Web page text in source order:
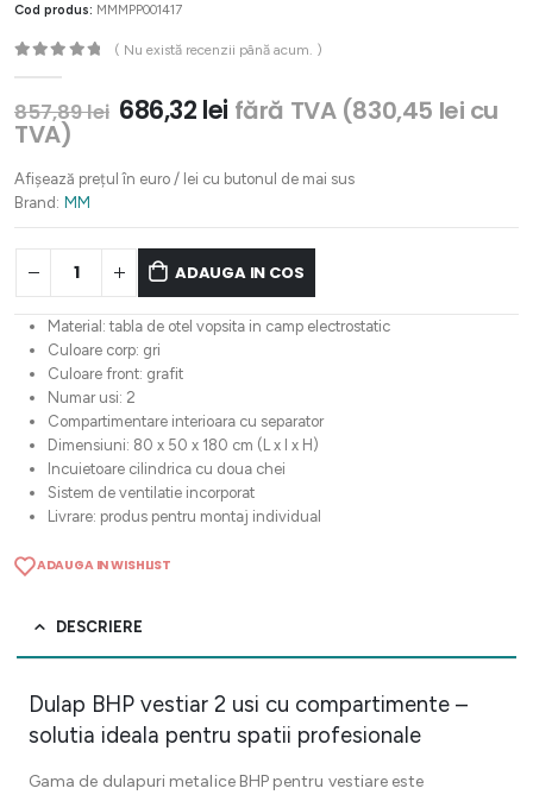
Cod produs: MMMPP001417
( Nu există recenzii până acum. )
857,89lei Prețul
inițial
fost:
686,32 lei Prețul
686,32 lei.
fără TVA (830,45 lei cu
TVA)
Afișează prețul în euro / lei cu butonul de mai sus
Brand: MM
ADAUGA IN COS
Material: tabla de otel vopsita in camp electrostatic
Culoare corp: gri
Culoare front: grafit
Numar usi: 2
Compartimentare interioara cu separator
Dimensiuni: 80 x 50 x 180 cm (L x l x H)
Incuietoare cilindrica cu doua chei
Sistem de ventilatie incorporat
Livrare: produs pentru montaj individual
ADAUGA IN WISHLIST
DESCRIERE
Dulap BHP vestiar 2 usi cu compartimente –
solutia ideala pentru spatii profesionale
Gama de dulapuri metalice BHP pentru vestiare este